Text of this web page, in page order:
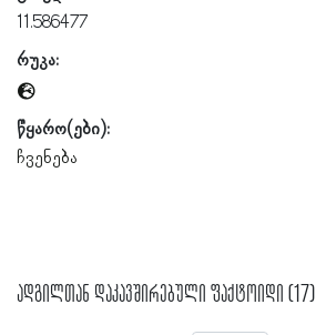
11.586477
რუკა:
წყარო(ები):
ჩვენება
ადგილთან დაკავშირებული ფაქტოიდი (17)